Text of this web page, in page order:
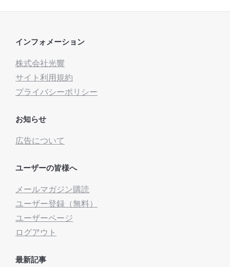
インフォメーション
株式会社光響
サイト利用規約
プライバシーポリシー
お知らせ
広告について
ユーザーの皆様へ
メールマガジン購読
ユーザー登録（無料）
ユーザーページ
ログアウト
最新記事